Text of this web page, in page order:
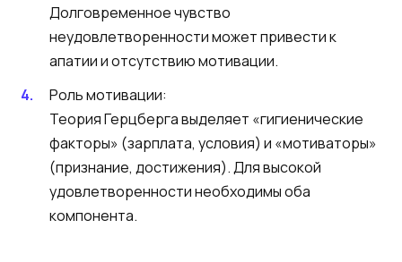
Долговременное чувство
неудовлетворенности может привести к
апатии и отсутствию мотивации.
Роль мотивации:
Теория Герцберга выделяет «гигиенические
факторы» (зарплата, условия) и «мотиваторы»
(признание, достижения). Для высокой
удовлетворенности необходимы оба
компонента.